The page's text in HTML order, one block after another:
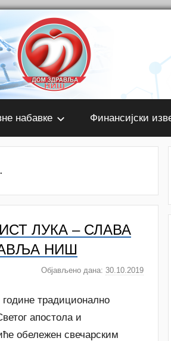
набавке Финансијски
ЛУКА – СЛАВА
НИШ
Објављено дана:30.10.2019
традиционално
aпостола и
обележен свечарским